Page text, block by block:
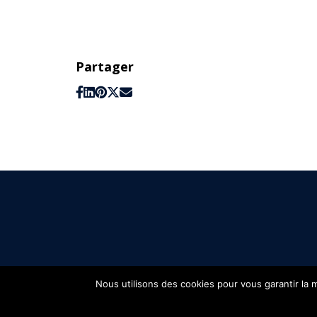
Partager
Nous utilisons des cookies pour vous garantir